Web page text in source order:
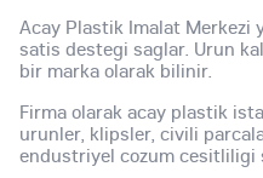
Acay Plastik Imalat Merkezi
satis destegi saglar. Urun
bir marka olarak bilinir.
Firma olarak acay plastik
urunler, klipsler, civili
endustriyel cozum cesitliligi